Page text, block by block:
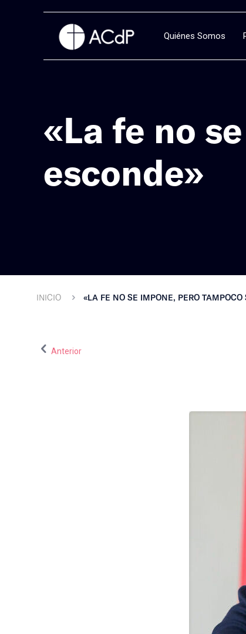
Quiénes Somos
«La fe no
esconde»
INICIO «LA FE NO SE IMPONE, PERO TAMPOCO
Anterior